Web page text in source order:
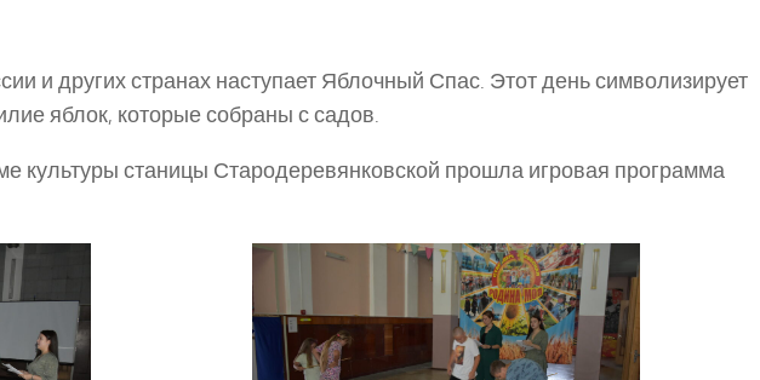
и других странах наступает Яблочный Спас. Этот день символизирует
яблок, которые собраны с садов.
культуры станицы Стародеревянковской прошла игровая программа